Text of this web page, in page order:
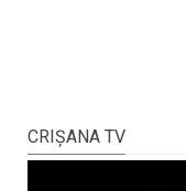
CRIŞANA TV